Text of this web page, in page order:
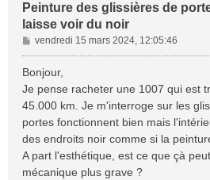
Peinture des glissières de
laisse voir du noir
M
e
s
g
e
vendredi 15 mars 2024, 12:05:46
Bonjour,
Je pense racheter une 1007 qui est
45.000 km. Je m'interroge sur les
portes fonctionnent bien mais
des endroits noir comme si la
A part l'esthétique, est ce que çà
mécanique plus grave ?